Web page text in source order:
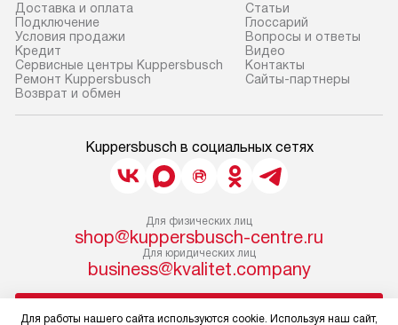
Доставка и оплата
Подключение
Условия продажи
Кредит
Сервисные центры Kuppersbusch
Ремонт Kuppersbusch
Возврат и обмен
Cтатьи
Глоссарий
Вопросы и ответы
Видео
Контакты
Сайты-партнеры
Kuppersbusch в социальных сетях
Для физических лиц
shop@kuppersbusch-centre.ru
Для юридических лиц
business@kvalitet.company
Для работы нашего сайта используются cookie. Используя наш сайт,